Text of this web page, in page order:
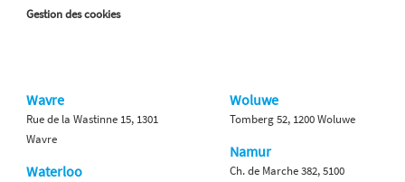
Gestion des cookies
Wavre
Rue de la Wastinne 15, 1301
Wavre
Waterloo
Woluwe
Tomberg 52, 1200 Woluwe
Namur
Ch. de Marche 382, 5100